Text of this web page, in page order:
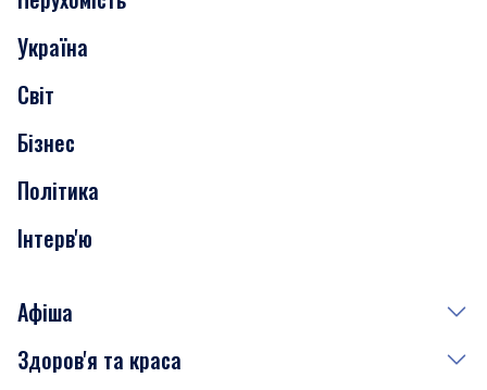
Події
Скандали
Нерухомість
Транспорт
Україна
Світ
Бізнес
Політика
Інтерв'ю
Афіша
Сьогодні
Здоров'я та краса